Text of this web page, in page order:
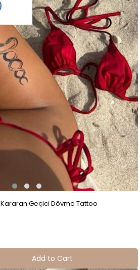
Kararan Geçici Dövme Tattoo
Add to Cart